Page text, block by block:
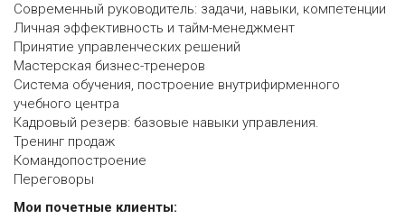
Современный руководитель: задачи, навыки, компетенции
Личная эффективность и тайм-менеджмент
Принятие управленческих решений
Мастерская бизнес-тренеров
Система обучения, построение внутрифирменного
учебного центра
Кадровый резерв: базовые навыки управления.
Тренинг продаж
Командопостроение
Переговоры
Мои почетные клиенты: